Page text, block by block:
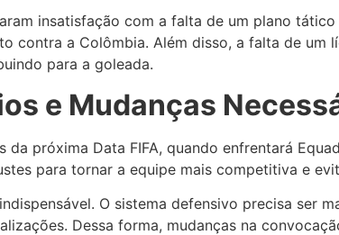
insatisfação com a falta de um plano
contra a Colômbia. Além disso, a falta de
para a goleada.
e Mudanças
da próxima Data FIFA, quando enfrentará
para tornar a equipe mais competitiva e
O sistema defensivo precisa ser
Dessa forma, mudanças na